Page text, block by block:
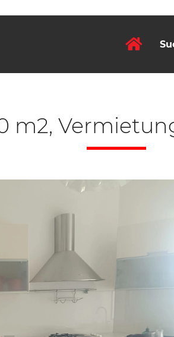
m2,